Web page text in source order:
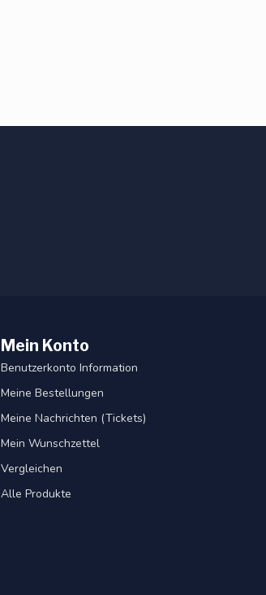
Mein Konto
Benutzerkonto Information
Meine Bestellungen
Meine Nachrichten (Tickets)
Mein Wunschzettel
Vergleichen
Alle Produkte